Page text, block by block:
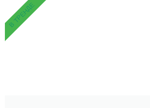
В ТРЕНДЕ